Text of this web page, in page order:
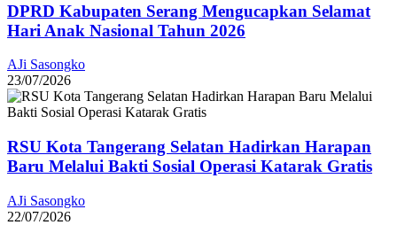
DPRD Kabupaten Serang Mengucapkan Selamat
Hari Anak Nasional Tahun 2026
AJi Sasongko
23/07/2026
RSU Kota Tangerang Selatan Hadirkan Harapan
Baru Melalui Bakti Sosial Operasi Katarak Gratis
AJi Sasongko
22/07/2026